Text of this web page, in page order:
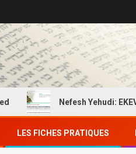
Nefesh Yehudi: EKEV
LES FICHES PRATIQUES